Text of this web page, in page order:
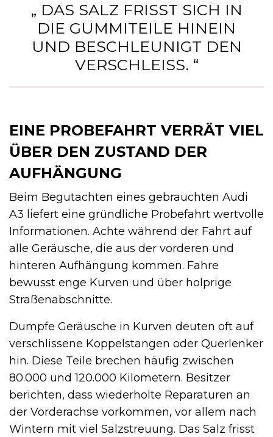
„ DAS SALZ FRISST SICH IN
DIE GUMMITEILE HINEIN
UND BESCHLEUNIGT DEN
VERSCHLEISS. “
EINE PROBEFAHRT VERRÄT VIEL
ÜBER DEN ZUSTAND DER
AUFHÄNGUNG
Beim Begutachten eines gebrauchten Audi
A3 liefert eine gründliche Probefahrt wertvolle
Informationen. Achte während der Fahrt auf
alle Geräusche, die aus der vorderen und
hinteren Aufhängung kommen. Fahre
bewusst enge Kurven und über holprige
Straßenabschnitte.
Dumpfe Geräusche in Kurven deuten oft auf
verschlissene Koppelstangen oder Querlenker
hin. Diese Teile brechen häufig zwischen
80.000 und 120.000 Kilometern. Besitzer
berichten, dass wiederholte Reparaturen an
der Vorderachse vorkommen, vor allem nach
Wintern mit viel Salzstreuung. Das Salz frisst